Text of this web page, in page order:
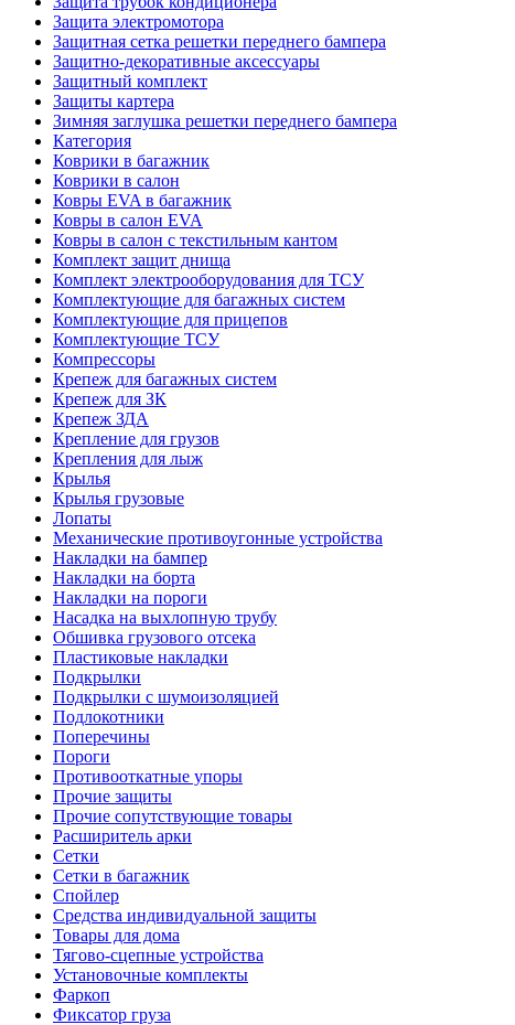
Защита электромотора
Защитная сетка решетки переднего бампера
Защитно-декоративные аксессуары
Защитный комплект
Защиты картера
Зимняя заглушка решетки переднего бампера
Категория
Коврики в багажник
Коврики в салон
Ковры EVA в багажник
Ковры в салон EVA
Ковры в салон с текстильным кантом
Комплект защит днища
Комплект электрооборудования для ТСУ
Комплектующие для багажных систем
Комплектующие для прицепов
Комплектующие ТСУ
Компрессоры
Крепеж для багажных систем
Крепеж для ЗК
Крепеж ЗДА
Крепление для грузов
Крепления для лыж
Крылья
Крылья грузовые
Лопаты
Механические противоугонные устройства
Накладки на бампер
Накладки на борта
Накладки на пороги
Насадка на выхлопную трубу
Обшивка грузового отсека
Пластиковые накладки
Подкрылки
Подкрылки с шумоизоляцией
Подлокотники
Поперечины
Пороги
Противооткатные упоры
Прочие защиты
Прочие сопутствующие товары
Расширитель арки
Сетки
Сетки в багажник
Спойлер
Средства индивидуальной защиты
Товары для дома
Тягово-сцепные устройства
Установочные комплекты
Фаркоп
Фиксатор груза